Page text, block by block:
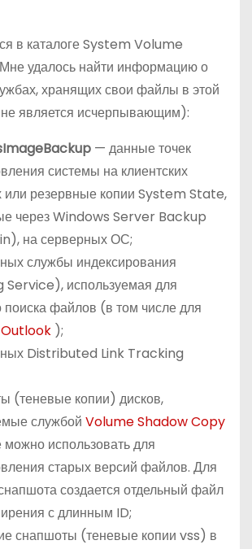
в каталоге System Volume
удалось найти информацию о
хранящих свои файлы в этой
не является исчерпывающим):
— данные точек
системы на клиентских
или резервные копии System State,
через Windows Server Backup
на серверных ОС;
службы индексирования
Service), используемая для
поиска файлов (в том числе для
Outlook );
Distributed Link Tracking
(теневые копии) дисков,
службой Volume Shadow Copy
можно использовать для
старых версий файлов. Для
создается отдельный файл
с длинным ID;